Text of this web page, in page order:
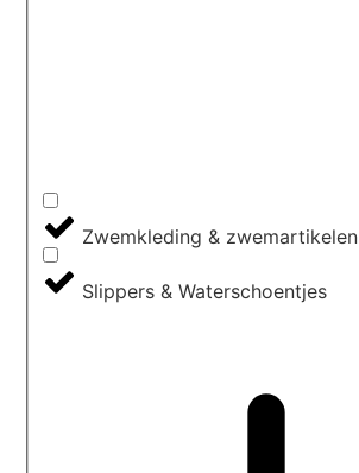
Zwemkleding & zwemartikelen
Slippers & Waterschoentjes